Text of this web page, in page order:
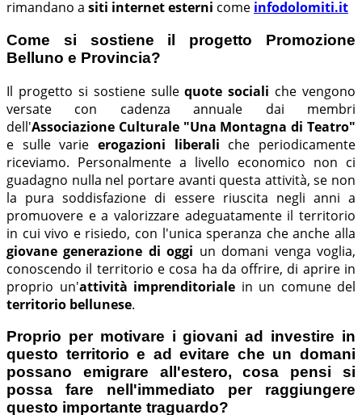
rimandano a siti internet esterni come infodolomiti.it
Come si sostiene il progetto Promozione
Belluno e Provincia?
Il progetto si sostiene sullequote sociali che vengono
versate con cadenza annuale dai membri
dell'Associazione Culturale "Una Montagna di Teatro"
e sulle varie erogazioni liberali che periodicamente
riceviamo. Personalmente a livello economico non ci
guadagno nulla nel portare avanti questa attività, se non
la pura soddisfazione di essere riuscita negli anni a
promuovere e a valorizzare adeguatamente il territorio
in cui vivo e risiedo, con l'unica speranza che anche alla
giovane generazione di oggi un domani venga voglia,
conoscendo il territorio e cosa ha da offrire, di aprire in
proprio un'attività imprenditoriale in un comune del
territorio bellunese.
Proprio per motivare i giovani ad investire in
questo territorio e ad evitare che un domani
possano emigrare all'estero, cosa pensi si
possa fare nell'immediato per raggiungere
questo importante traguardo?